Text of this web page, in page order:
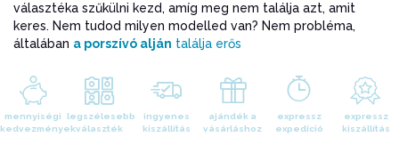
választéka szűkülni kezd, amíg meg nem találja azt, amit
keres. Nem tudod milyen modelled van? Nem probléma,
általában a porszívó alján találja erős
mennyiségi
kedvezmények
legszélesebb
választék
ingyenes
kiszállítás
ajándék a
vásárláshoz
expressz
expedíció
expressz
kiszállítás